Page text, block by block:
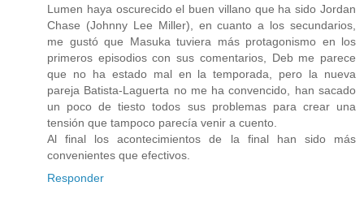
Lumen haya oscurecido el buen villano que ha sido Jordan
Chase (Johnny Lee Miller), en cuanto a los secundarios,
me gustó que Masuka tuviera más protagonismo en los
primeros episodios con sus comentarios, Deb me parece
que no ha estado mal en la temporada, pero la nueva
pareja Batista-Laguerta no me ha convencido, han sacado
un poco de tiesto todos sus problemas para crear una
tensión que tampoco parecía venir a cuento.
Al final los acontecimientos de la final han sido más
convenientes que efectivos.
Responder